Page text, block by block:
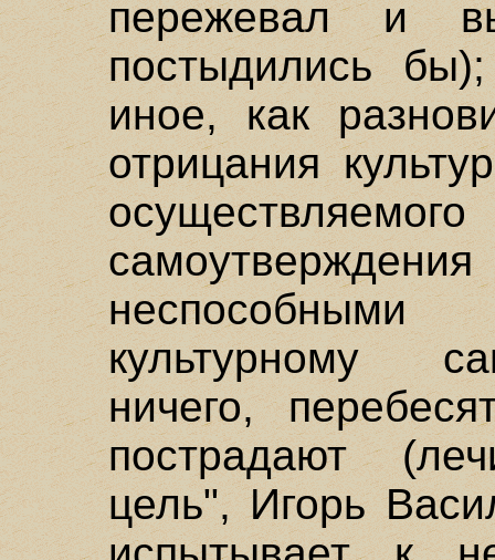
пережевал и
постыдились
иное, как
отрицания
неспособными
культурному
ничего,
пострадают
цель", Игорь